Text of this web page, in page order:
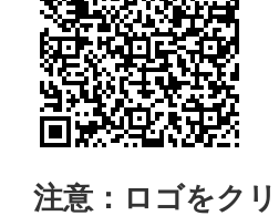
注意：ロゴをク